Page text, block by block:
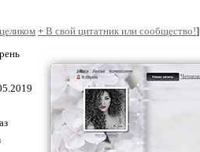
+ В свой цитатник или сообщество!]